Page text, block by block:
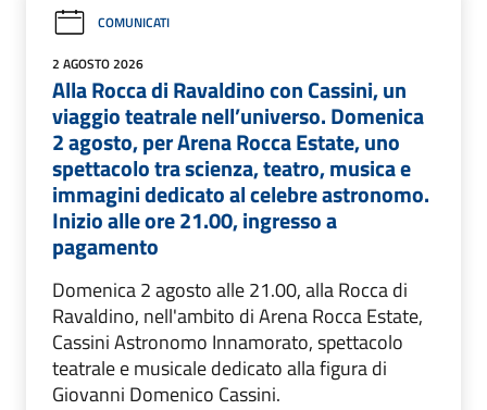
COMUNICATI
2 AGOSTO 2026
Alla Rocca di Ravaldino con Cassini, un
viaggio teatrale nell’universo. Domenica
2 agosto, per Arena Rocca Estate, uno
spettacolo tra scienza, teatro, musica e
immagini dedicato al celebre astronomo.
Inizio alle ore 21.00, ingresso a
pagamento
Domenica 2 agosto alle 21.00, alla Rocca di
Ravaldino, nell'ambito di Arena Rocca Estate,
Cassini Astronomo Innamorato, spettacolo
teatrale e musicale dedicato alla figura di
Giovanni Domenico Cassini.